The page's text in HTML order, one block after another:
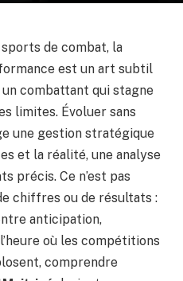
sports de combat, la
est un art subtil
combattant qui stagne
limites. Évoluer sans
une gestion stratégique
et la réalité, une analyse
précis. Ce n’est pas
chiffres ou de résultats :
anticipation,
où les compétitions
comprendre